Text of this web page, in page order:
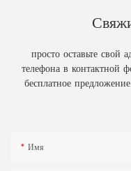
просто оставьте свой
телефона в контактной
бесплатное
Имя